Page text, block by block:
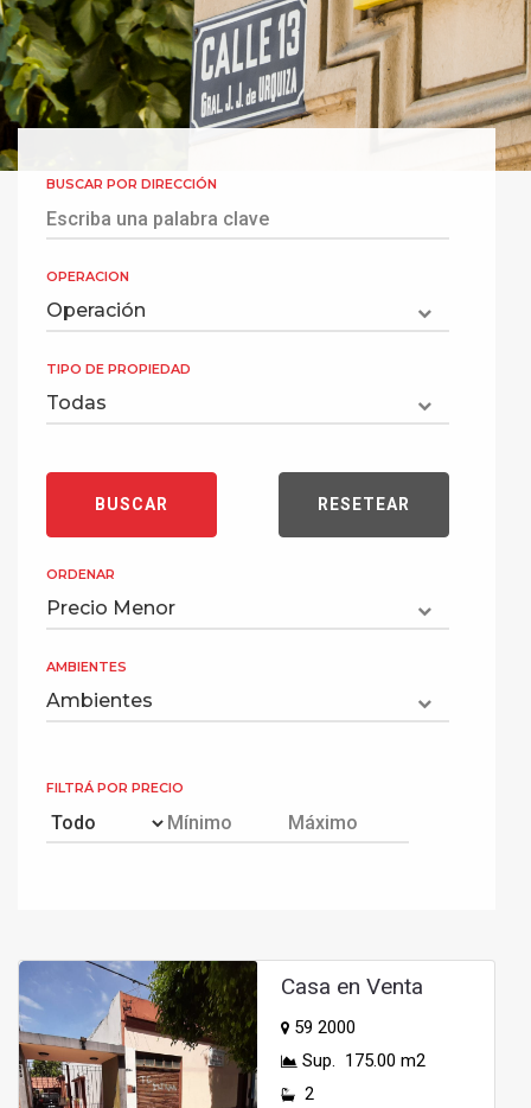
BUSCAR POR DIRECCIÓN
OPERACION
TIPO DE PROPIEDAD
ORDENAR
AMBIENTES
FILTRÁ POR PRECIO
Casa en Venta
59 2000
Sup. 175.00 m2
2